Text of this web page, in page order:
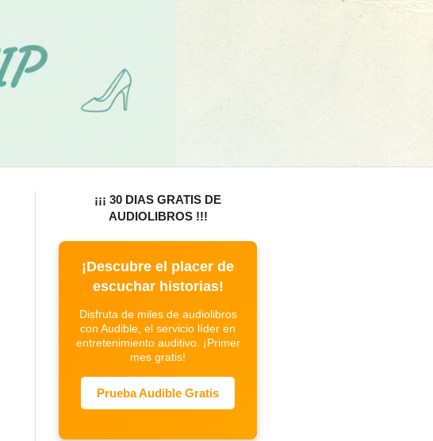
¡¡¡ 30 DIAS GRATIS DE
AUDIOLIBROS !!!
¡Descubre el placer de
escuchar historias!
Disfruta de miles de audiolibros
con Audible, el servicio líder en
entretenimiento auditivo. ¡Primer
mes gratis!
Prueba Audible Gratis